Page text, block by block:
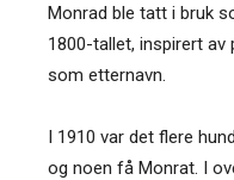
Monrad ble tatt i bruk
1800-tallet, inspirert av
som etternavn.
I 1910 var det flere
og noen få Monrat. I